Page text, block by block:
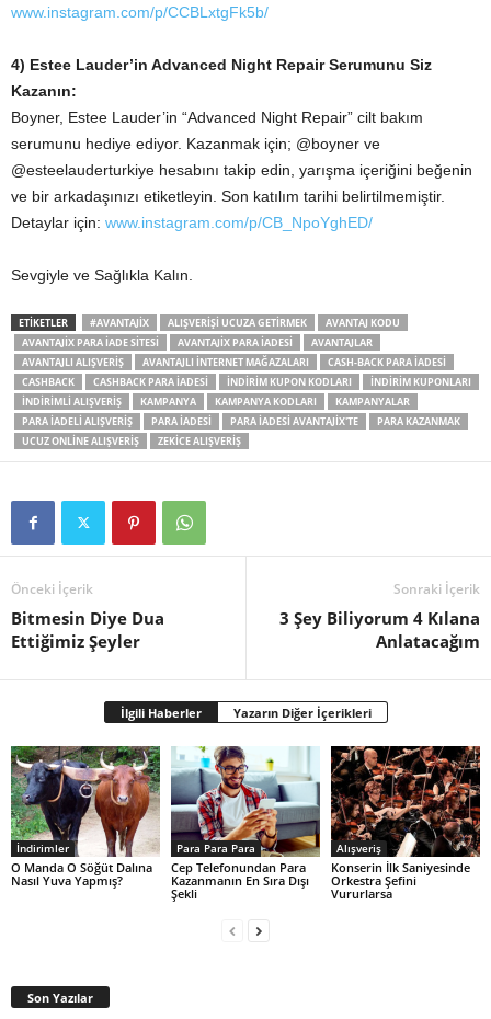
www.instagram.com/p/CCBLxtgFk5b/
4) Estee Lauder’in Advanced Night Repair Serumunu Siz
Kazanın:
Boyner, Estee Lauder’in “Advanced Night Repair” cilt bakım
serumunu hediye ediyor. Kazanmak için; @boyner ve
@esteelauderturkiye hesabını takip edin, yarışma içeriğini beğenin
ve bir arkadaşınızı etiketleyin. Son katılım tarihi belirtilmemiştir.
Detaylar için: www.instagram.com/p/CB_NpoYghED/
Sevgiyle ve Sağlıkla Kalın.
ETIKETLER #AVANTAJIX ALIŞVERIŞI UCUZA GETIRMEK
AVANTAJ KODU
AVANTAJIX PARA IADE SITESI
AVANTAJIX PARA IADESI
AVANTAJLAR
AVANTAJLI ALIŞVERIŞ
AVANTAJLI INTERNET MAĞAZALARI
CASH-BACK PARA IADESI
CASHBACK
CASHBACK PARA IADESI INDIRIM KUPON KODLARI
INDIRIM KUPONLARI
INDIRIMLI ALIŞVERIŞ
KAMPANYA KAMPANYA KODLARI
KAMPANYALAR
PARA IADELI ALIŞVERIŞ
PARA IADESI PARA IADESI AVANTAJIX'TE
PARA KAZANMAK
UCUZ ONLINE ALIŞVERIŞ
ZEKICE ALIŞVERIŞ
Önceki İçerik
Bitmesin Diye Dua
Ettiğimiz Şeyler
Sonraki İçerik
3 Şey Biliyorum 4 Kılana
Anlatacağım
İlgili Haberler Yazarın Diğer İçerikleri
İndirimler
O Manda O Söğüt Dalına
Nasıl Yuva Yapmış?
Para Para Para
Cep Telefonundan Para
Kazanmanın En Sıra Dışı
Şekli
Alışveriş
Konserin İlk Saniyesinde
Orkestra Şefini
Vururlarsa
Son Yazılar